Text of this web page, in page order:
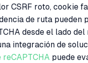
CSRF roto, cookie
de ruta pueden
desde el lado del
integración de
puede